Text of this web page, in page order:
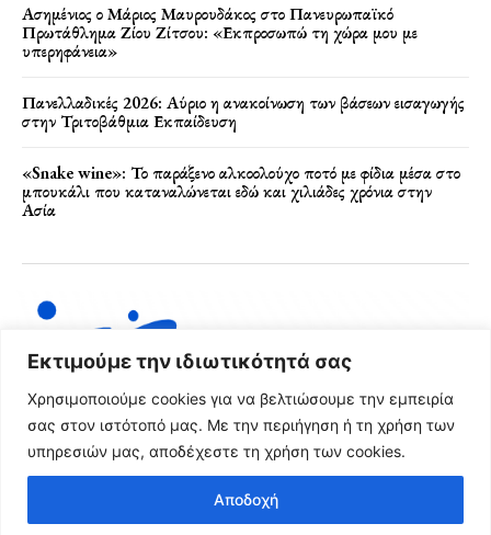
Εκτιμούμε την ιδιωτικότητά σας
Χρησιμοποιούμε cookies για να βελτιώσουμε την εμπειρία
σας στον ιστότοπό μας. Με την περιήγηση ή τη χρήση των
υπηρεσιών μας, αποδέχεστε τη χρήση των cookies.
Αποδοχή
Ασημένιος ο Μάριος Μαυρουδάκος στο Πανευρωπαϊκό
Πρωτάθλημα Ζίου Ζίτσου: «Εκπροσωπώ τη χώρα μου με
υπερηφάνεια»
Πανελλαδικές 2026: Αύριο η ανακοίνωση των βάσεων εισαγωγής
στην Τριτοβάθμια Εκπαίδευση
«Snake wine»: Το παράξενο αλκοολούχο ποτό με φίδια μέσα στο
μπουκάλι που καταναλώνεται εδώ και χιλιάδες χρόνια στην
Ασία
Όροι Χρήσης & Πολιτική Απορρήτου
© 2024 FRG News Copyright - Created by NEXT Digital